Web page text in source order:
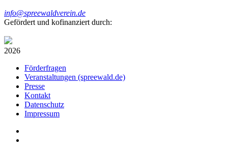
info@spreewaldverein.de
Gefördert und kofinanziert durch:
2026
Förderfragen
Veranstaltungen (spreewald.de)
Presse
Kontakt
Datenschutz
Impressum